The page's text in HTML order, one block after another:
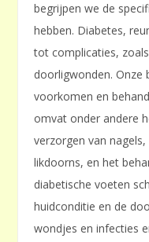
begrijpen we de
hebben. Diabetes,
tot complicaties,
doorligwonden. Onze
voorkomen en
omvat onder andere
verzorgen van
likdoorns, en het
diabetische voeten
huidconditie en de
wondjes en infecties